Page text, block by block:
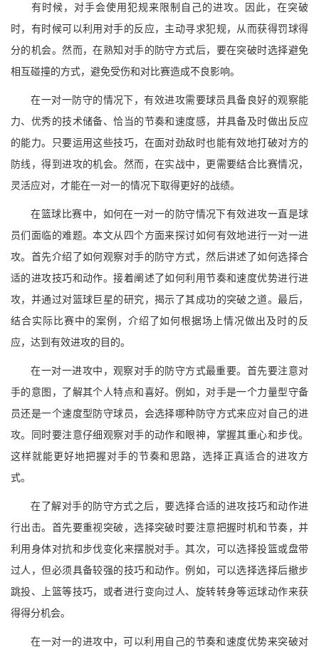
有时候，对手会使用犯规来限制自己的进攻。因此，在突破
时，有时候可以利用对手的反应，主动寻求犯规，从而获得罚球得
分的机会。然而，在熟知对手的防守方式后，要在突破时选择避免
相互碰撞的方式，避免受伤和对比赛造成不良影响。
在一对一防守的情况下，有效进攻需要球员具备良好的观察能
力、优秀的技术储备、恰当的节奏和速度感，并具备及时做出反应
的能力。只要运用这些技巧，在面对劲敌时也能有效地打破对方的
防线，得到进攻的机会。然而，在实战中，更需要结合比赛情况，
灵活应对，才能在一对一的情况下取得更好的战绩。
在篮球比赛中，如何在一对一的防守情况下有效进攻一直是球
员们面临的难题。本文从四个方面来探讨如何有效地进行一对一进
攻。首先介绍了如何观察对手的防守方式，然后讲述了如何选择合
适的进攻技巧和动作。接着阐述了如何利用节奏和速度优势进行进
攻，并通过对篮球巨星的研究，揭示了其成功的突破之道。最后，
结合实际比赛中的案例，介绍了如何根据场上情况做出及时的反
应，达到有效进攻的目的。
在一对一进攻中，观察对手的防守方式最重要。首先要注意对
手的意图，了解其个人特点和喜好。例如，对手是一个力量型守备
员还是一个速度型防守球员，会选择哪种防守方式来应对自己的进
攻。同时要注意仔细观察对手的动作和眼神，掌握其重心和步伐。
这样就能更好地把握对手的节奏和思路，选择正真适合的进攻方
式。
在了解对手的防守方式之后，要选择合适的进攻技巧和动作进
行出击。首先要重视突破，选择突破时要注意把握时机和节奏，并
利用身体对抗和步伐变化来摆脱对手。其次，可以选择投篮或盘带
过人，但必须具备较强的技巧和动作。例如，可以选择选择后撤步
跳投、上篮等技巧，或者进行变向过人、旋转转身等运球动作来获
得得分机会。
在一对一的进攻中，可以利用自己的节奏和速度优势来突破对